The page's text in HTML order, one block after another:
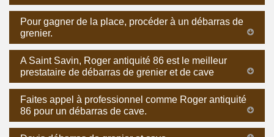
Pour gagner de la place, procéder à un débarras de
grenier.
A Saint Savin, Roger antiquité 86 est le meilleur
prestataire de débarras de grenier et de cave
Faites appel à professionnel comme Roger antiquité
86 pour un débarras de cave.